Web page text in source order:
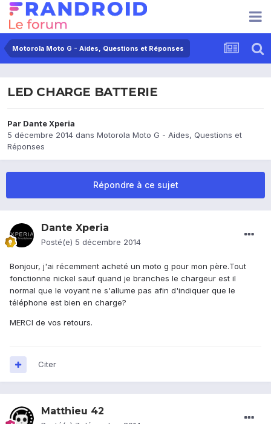
Motorola Moto G - Aides, Questions et Réponses
LED CHARGE BATTERIE
Par Dante Xperia
5 décembre 2014 dans Motorola Moto G - Aides, Questions et
Réponses
Répondre à ce sujet
Dante Xperia
Posté(e) 5 décembre 2014
Bonjour, j'ai récemment acheté un moto g pour mon père.Tout
fonctionne nickel sauf quand je branches le chargeur est il
normal que le voyant ne s'allume pas afin d'indiquer que le
téléphone est bien en charge?
MERCI de vos retours.
Citer
Matthieu 42